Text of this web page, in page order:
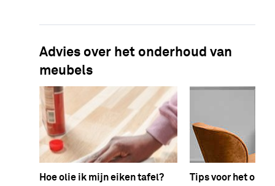
Advies over het onderhoud van
meubels
Hoe olie ik mijn eiken tafel?
Tips voor het